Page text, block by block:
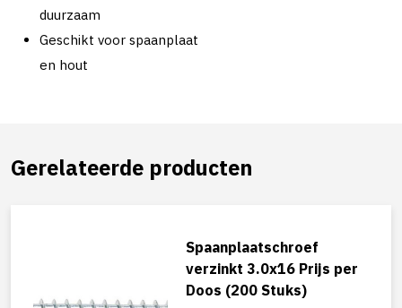
duurzaam
Geschikt voor spaanplaat
en hout
Gerelateerde producten
Spaanplaatschroef
verzinkt 3.0x16 Prijs per
Doos (200 Stuks)